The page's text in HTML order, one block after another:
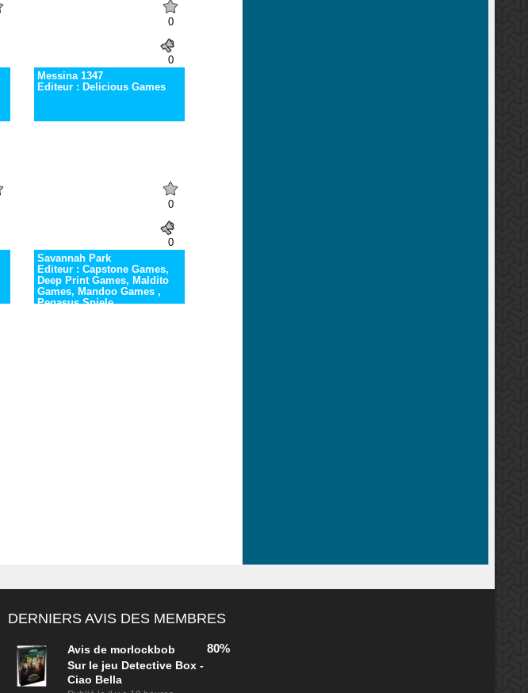
0
0
Messina 1347
Editeur : Delicious Games
0
0
Savannah Park
Editeur : Capstone Games,
Deep Print Games, Maldito
Games, Mandoo Games ,
Pegasus Spiele
DERNIERS AVIS DES MEMBRES
Avis de morlockbob
Sur le jeu Detective Box -
Ciao Bella
80%